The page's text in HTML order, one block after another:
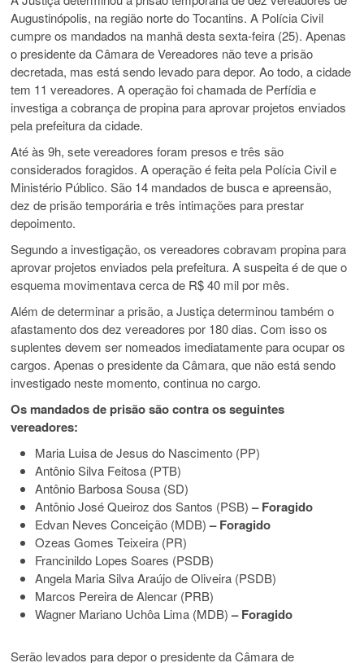
Augustinópolis, na região norte do Tocantins. A Polícia Civil
cumpre os mandados na manhã desta sexta-feira (25). Apenas
o presidente da Câmara de Vereadores não teve a prisão
decretada, mas está sendo levado para depor. Ao todo, a cidade
tem 11 vereadores. A operação foi chamada de Perfídia e
investiga a cobrança de propina para aprovar projetos enviados
pela prefeitura da cidade.
Até às 9h, sete vereadores foram presos e três são
considerados foragidos. A operação é feita pela Polícia Civil e
Ministério Público. São 14 mandados de busca e apreensão,
dez de prisão temporária e três intimações para prestar
depoimento.
Segundo a investigação, os vereadores cobravam propina para
aprovar projetos enviados pela prefeitura. A suspeita é de que o
esquema movimentava cerca de R$ 40 mil por mês.
Além de determinar a prisão, a Justiça determinou também o
afastamento dos dez vereadores por 180 dias. Com isso os
suplentes devem ser nomeados imediatamente para ocupar os
cargos. Apenas o presidente da Câmara, que não está sendo
investigado neste momento, continua no cargo.
Os mandados de prisão são contra os seguintes
vereadores:
Maria Luisa de Jesus do Nascimento (PP)
Antônio Silva Feitosa (PTB)
Antônio Barbosa Sousa (SD)
Antônio José Queiroz dos Santos (PSB)– Foragido
Edvan Neves Conceição (MDB)– Foragido
Ozeas Gomes Teixeira (PR)
Francinildo Lopes Soares (PSDB)
Angela Maria Silva Araújo de Oliveira (PSDB)
Marcos Pereira de Alencar (PRB)
Wagner Mariano Uchôa Lima (MDB)– Foragido
Serão levados para depor o presidente da Câmara de